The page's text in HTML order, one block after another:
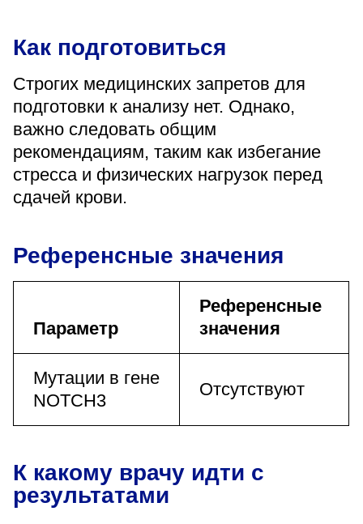
Как подготовиться
Строгих медицинских запретов для
подготовки к анализу нет. Однако,
важно следовать общим
рекомендациям, таким как избегание
стресса и физических нагрузок перед
сдачей крови.
Референсные значения
Параметр
Референсные
значения
Мутации в гене
NOTCH3
Отсутствуют
К какому врачу идти с
результатами